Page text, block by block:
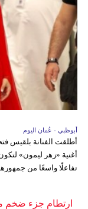
أبوظبي - عُمان اليوم
أطلقت الفنانة بلقيس
أغنية «زهر ليمون»
تفاعلًا واسعًا من
ارتطام جزء ضخم